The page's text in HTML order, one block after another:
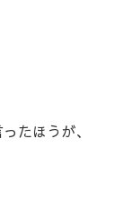
たほうが、